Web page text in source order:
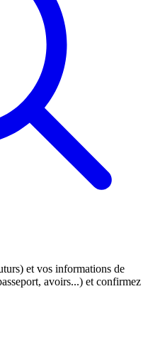
et vos informations de
avoirs...) et confirmez